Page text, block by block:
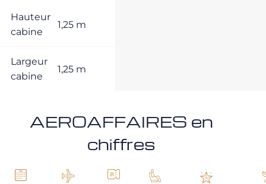
Hauteur
cabine
1,25 m
Largeur
cabine
1,25 m
AEROAFFAIRES en
chiffres